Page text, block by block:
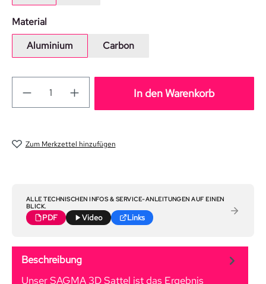
Material
Aluminium
Carbon
In den Warenkorb
Zum Merkzettel hinzufügen
ALLE TECHNISCHEN INFOS & SERVICE-ANLEITUNGEN AUF EINEN
BLICK.
PDF Video Links
Beschreibung
Unser SAGMA 3D Sattel ist das Ergebnis